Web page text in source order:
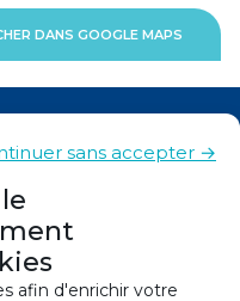
afin d'enrichir votre
sans accepter →
DANS GOOGLE MAPS